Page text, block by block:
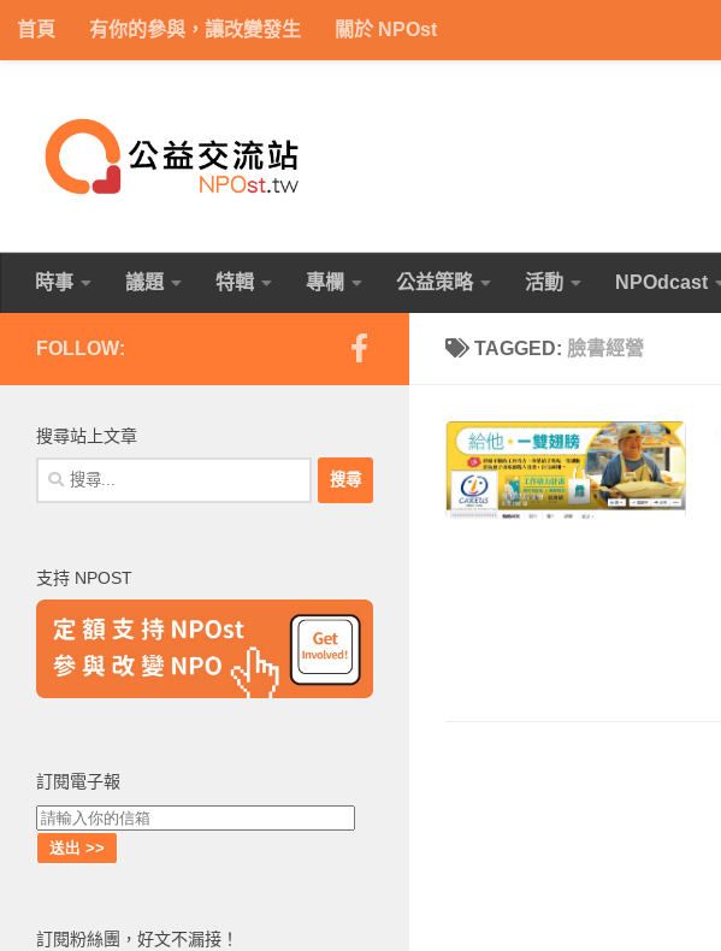
Skip to content
首頁 有你的參與，讓改變發生 關於 NPOst
時事 議題 特輯 專欄 公益策略 活動 NPOdcast
TAGGED: 臉書經營
FOLLOW:
搜尋站上文章
搜
尋
字:
支持 NPOST
訂閱電子報
訂閱粉絲團，好文不漏接！